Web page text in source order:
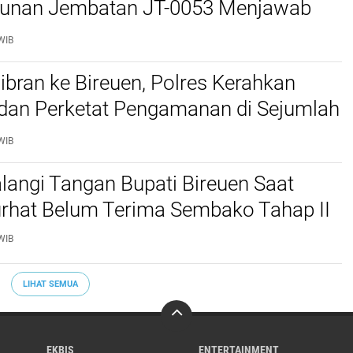
Jembatan JT-0053 Menjawab
Warga
ke Bireuen, Polres Kerahkan
Perketat Pengamanan di Sejumlah
Tangan Bupati Bireuen Saat
Belum Terima Sembako Tahap II
LIHAT SEMUA
EKBIS ENTERTAINMENT